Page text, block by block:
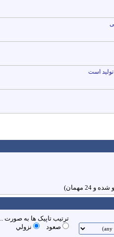
ترتیب تاپیک ها به صورت ...
صعود
نزولي